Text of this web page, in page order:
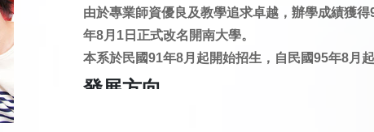
由於專業師資優良及教學追求卓越，辦學成績獲
年8月1日正式改名開南大學。
本系於民國91年8月起開始招生，自民國95年8月
發展方向